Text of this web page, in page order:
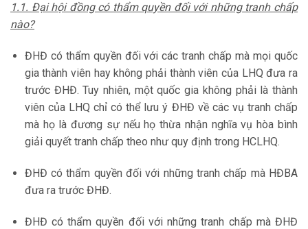
1.1. Đại hội đồng có thẩm quyền đối với những tranh chấp
nào?
ĐHĐ có thẩm quyền đối với các tranh chấp mà mọi quốc
gia thành viên hay không phải thành viên của LHQ đưa ra
trước ĐHĐ. Tuy nhiên, một quốc gia không phải là thành
viên của LHQ chỉ có thể lưu ý ĐHĐ về các vụ tranh chấp
mà họ là đương sự nếu họ thừa nhận nghĩa vụ hòa bình
giải quyết tranh chấp theo như quy định trong HCLHQ.
ĐHĐ có thẩm quyền đối với những tranh chấp mà HĐBA
đưa ra trước ĐHĐ.
ĐHĐ có thẩm quyền đối với những tranh chấp mà ĐHĐ